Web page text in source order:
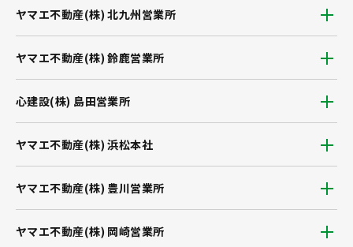
ヤマエ不動産(株) 浜松本社
ヤマエ不動産(株) 豊川営業所
ヤマエ不動産(株) 岡崎営業所
ヤマエ不動産(株) 北九州営業所
ヤマエ不動産(株) 鈴鹿営業所
心建設(株) 島田営業所